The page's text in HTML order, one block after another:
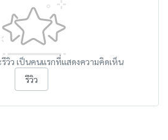
วิว เป็นคนแรกที่แสดงความคิดเห็น
รีวิว